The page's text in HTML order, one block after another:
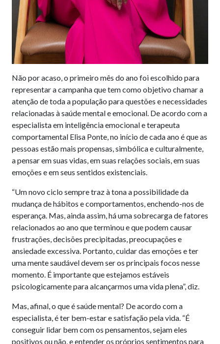
Não por acaso, o primeiro mês do ano foi escolhido para
representar a campanha que tem como objetivo chamar a
atenção de toda a população para questões e necessidades
relacionadas à saúde mental e emocional. De acordo com a
especialista em inteligência emocional e terapeuta
comportamental Elisa Ponte, no início de cada ano é que as
pessoas estão mais propensas, simbólica e culturalmente,
a pensar em suas vidas, em suas relações sociais, em suas
emoções e em seus sentidos existenciais.
“Um novo ciclo sempre traz à tona a possibilidade da
mudança de hábitos e comportamentos, enchendo-nos de
esperança. Mas, ainda assim, há uma sobrecarga de fatores
relacionados ao ano que terminou e que podem causar
frustrações, decisões precipitadas, preocupações e
ansiedade excessiva. Portanto, cuidar das emoções e ter
uma mente saudável devem ser os principais focos nesse
momento. É importante que estejamos estáveis
psicologicamente para alcançarmos uma vida plena”, diz.
Mas, afinal, o que é saúde mental? De acordo com a
especialista, é ter bem-estar e satisfação pela vida. “É
conseguir lidar bem com os pensamentos, sejam eles
positivos ou não, e entender os próprios sentimentos para